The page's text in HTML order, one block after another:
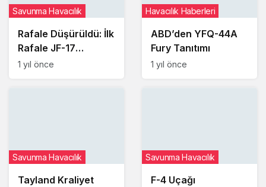
Rafale Düşürüldü: İlk
Rafale JF-17
Tarafından
Savunma Havacılık
1 yıl önce
ABD’den YFQ-44A
Fury Tanıtımı
Havacılık Haberleri
1 yıl önce
Tayland Kraliyet
Savunma Havacılık
F-4 Uçağı
Savunma Havacılık